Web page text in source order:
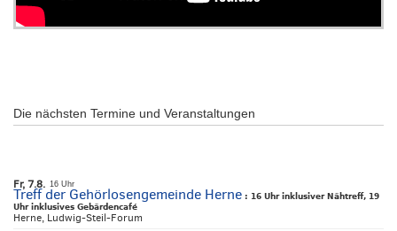
Die nächsten Termine und Veranstaltungen
Fr, 7.8. 16 Uhr
Treff der Gehörlosengemeinde Herne : 16 Uhr inklusiver Nähtreff, 19
Uhr inklusives Gebärdencafé
Herne, Ludwig-Steil-Forum